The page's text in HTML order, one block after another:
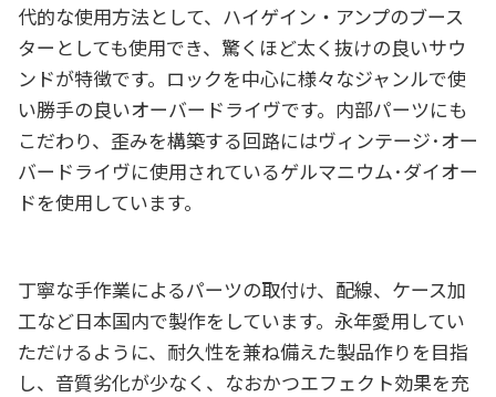
代的な使用方法として、ハイゲイン・アンプのブース
ターとしても使用でき、驚くほど太く抜けの良いサウ
ンドが特徴です。ロックを中心に様々なジャンルで使
い勝手の良いオーバードライヴです。内部パーツにも
こだわり、歪みを構築する回路にはヴィンテージ･オー
バードライヴに使用されているゲルマニウム･ダイオー
ドを使用しています。
丁寧な手作業によるパーツの取付け、配線、ケース加
工など日本国内で製作をしています。永年愛用してい
ただけるように、耐久性を兼ね備えた製品作りを目指
し、音質劣化が少なく、なおかつエフェクト効果を充